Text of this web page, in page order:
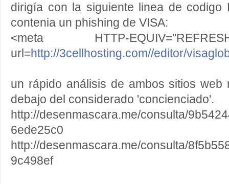
dirigía con la siguiente linea de codigo
contenia un phishing de VISA:
<meta HTTP-
url=http://3cellhosting.com//editor/
un rápido análisis de ambos sitios web
debajo del considerado 'concienciado'.
http://desenmascara.me/consulta/
6ede25c0
http://desenmascara.me/consulta/
9c498ef